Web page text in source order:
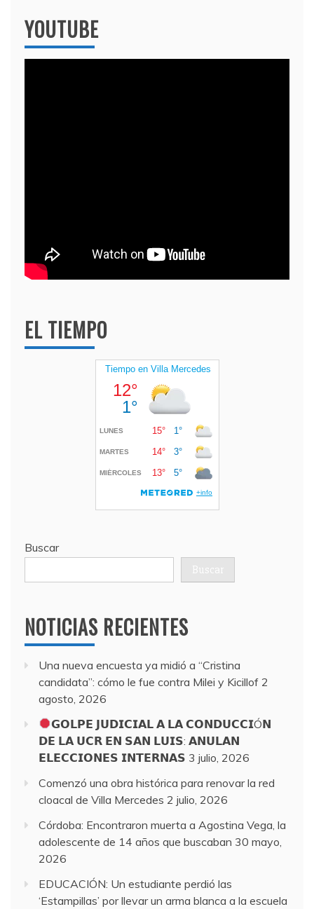
YOUTUBE
EL TIEMPO
Buscar
Buscar
NOTICIAS RECIENTES
Una nueva encuesta ya midió a “Cristina
candidata”: cómo le fue contra Milei y Kicillof 2
agosto, 2026
𝗚𝗢𝗟𝗣𝗘 𝗝𝗨𝗗𝗜𝗖𝗜𝗔𝗟 𝗔 𝗟𝗔 𝗖𝗢𝗡𝗗𝗨𝗖𝗖𝗜Ó𝗡
𝗗𝗘 𝗟𝗔 𝗨𝗖𝗥 𝗘𝗡 𝗦𝗔𝗡 𝗟𝗨𝗜𝗦: 𝗔𝗡𝗨𝗟𝗔𝗡
𝗘𝗟𝗘𝗖𝗖𝗜𝗢𝗡𝗘𝗦 𝗜𝗡𝗧𝗘𝗥𝗡𝗔𝗦 3 julio, 2026
Comenzó una obra histórica para renovar la red
cloacal de Villa Mercedes 2 julio, 2026
Córdoba: Encontraron muerta a Agostina Vega, la
adolescente de 14 años que buscaban 30 mayo,
2026
EDUCACIÓN: Un estudiante perdió las
‘Estampillas’ por llevar un arma blanca a la escuela